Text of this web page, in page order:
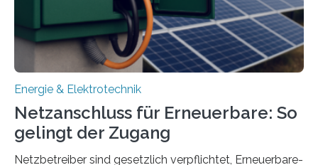
Ministerium für Umwelt, Klima und…
Energie & Elektrotechnik
Netzanschluss für Erneuerbare: So
gelingt der Zugang
Netzbetreiber sind gesetzlich verpflichtet, Erneuerbare-